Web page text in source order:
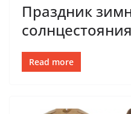
Праздник
Read more